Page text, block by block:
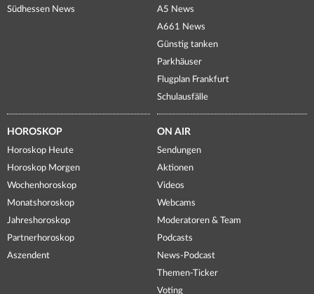
Südhessen News
A5 News
A661 News
Günstig tanken
Parkhäuser
Flugplan Frankfurt
Schulausfälle
HOROSKOP
Horoskop Heute
Horoskop Morgen
Wochenhoroskop
Monatshoroskop
Jahreshoroskop
Partnerhoroskop
Aszendent
ON AIR
Sendungen
Aktionen
Videos
Webcams
Moderatoren & Team
Podcasts
News-Podcast
Themen-Ticker
Voting